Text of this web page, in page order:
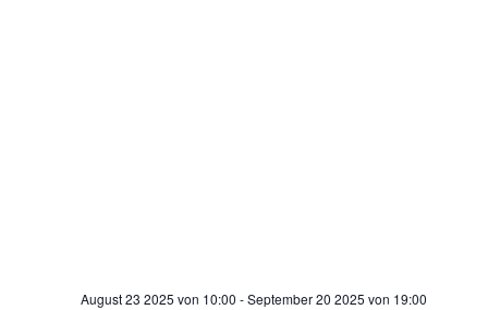
August 23 2025 von 10:00 -September 20 2025 von 19:00